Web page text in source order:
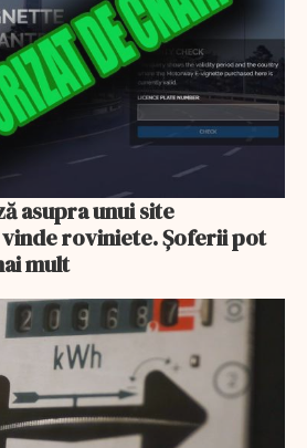
asupra unui site
roviniete. Șoferii pot
mult